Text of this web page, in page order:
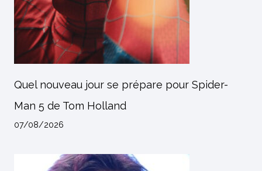
Quel nouveau jour se prépare pour Spider-
Man 5 de Tom Holland
07/08/2026